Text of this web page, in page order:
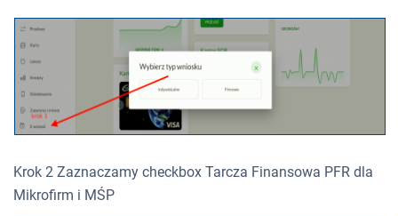
Krok 2 Zaznaczamy checkbox Tarcza Finansowa PFR dla
Mikrofirm i MŚP